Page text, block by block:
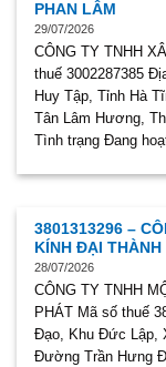
PHAN LÂM
29/07/2026
CÔNG TY TNHH
thuế 3002287385
Huy Tập, Tỉnh Hà
Tân Lâm Hương,
Tình trạng Đang
3801313296 –
KÍNH ĐẠI THÀNH
28/07/2026
CÔNG TY TNHH
PHÁT Mã số thuế
Đạo, Khu Đức Lập,
Đường Trần Hưng